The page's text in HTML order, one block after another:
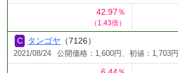
42.97％
（1.43倍）
タンゴヤ （7126）
2021/08/24 公開価格：1,600円、初値：1,703円